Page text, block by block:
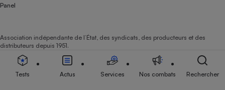
Panel
Association indépendante de l’État, des syndicats, des producteurs et des
distributeurs depuis 1951.
Tests Actus Services Nos combats Rechercher